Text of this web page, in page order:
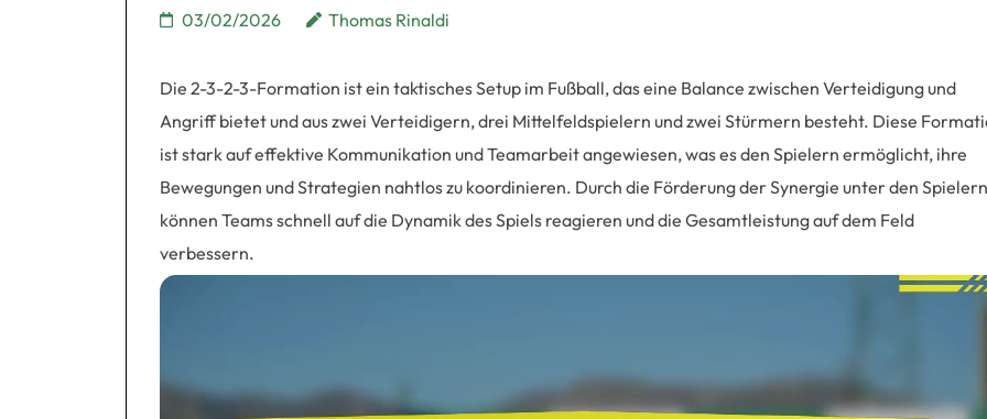
03/02/2026 Thomas Rinaldi
Die 2-3-2-3-Formation ist ein taktisches Setup im Fußball, das eine Balance zwischen Verteidigung und
Angriff bietet und aus zwei Verteidigern, drei Mittelfeldspielern und zwei Stürmern besteht. Diese
ist stark auf effektive Kommunikation und Teamarbeit angewiesen, was es den Spielern ermöglicht, ihre
Bewegungen und Strategien nahtlos zu koordinieren. Durch die Förderung der Synergie unter den Spielern
können Teams schnell auf die Dynamik des Spiels reagieren und die Gesamtleistung auf dem Feld
verbessern.